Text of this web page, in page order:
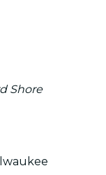
Shore